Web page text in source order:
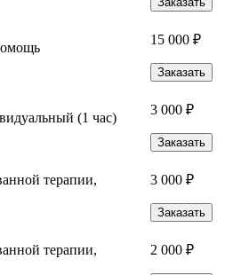
15 000 ₽
Заказать
(1 час)
3 000 ₽
Заказать
терапии,
3 000 ₽
Заказать
терапии,
2 000 ₽